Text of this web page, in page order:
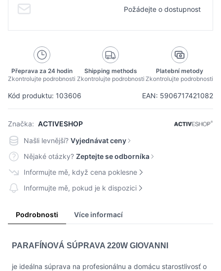
Kód produktu: 103606 EAN: 5906717421082
Značka: ACTIVESHOP
Požádejte o dostupnost
Přeprava za 24 hodin
Zkontrolujte podrobnosti
Shipping methods
Zkontrolujte podrobnosti
Platební metody
Zkontrolujte podrobnosti
Našli levnější? Vyjednávat ceny
Nějaké otázky? Zeptejte se odborníka
Informujte mě, když cena poklesne
Informujte mě, pokud je k dispozici
Podrobnosti Více informací
PARAFÍNOVÁ SÚPRAVA 220W GIOVANNI
je ideálna súprava na profesionálnu a domácu starostlivosť o